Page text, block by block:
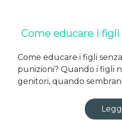
Come educare i
Come educare i figli
punizioni? Quando i figli
genitori, quando